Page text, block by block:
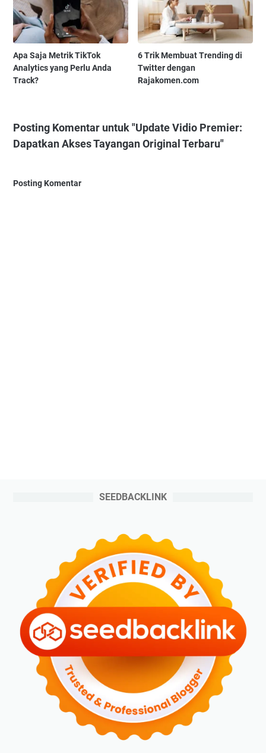
Apa Saja Metrik TikTok
Analytics yang Perlu Anda
Track?
6 Trik Membuat Trending di
Twitter dengan
Rajakomen.com
Posting Komentar untuk "Update Vidio Premier:
Dapatkan Akses Tayangan Original Terbaru"
Posting Komentar
SEEDBACKLINK